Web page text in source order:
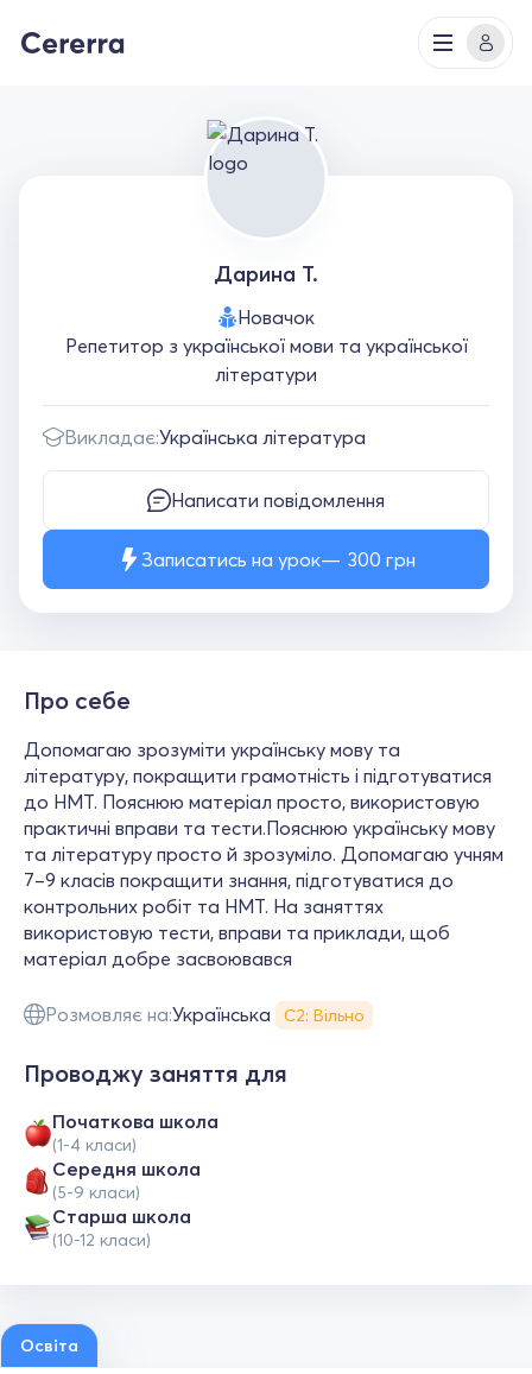
Дарина Т.
Новачок
Репетитор з української мови та української
літератури
Викладає:Українська література
Написати повідомлення
Записатись на урок 300 грн
Про себе
Допомагаю зрозуміти українську мову та
літературу, покращити грамотність і підготуватися
до НМТ. Пояснюю матеріал просто, використовую
практичні вправи та тести.Пояснюю українську мову
та літературу просто й зрозуміло. Допомагаю учням
7–9 класів покращити знання, підготуватися до
контрольних робіт та НМТ. На заняттях
використовую тести, вправи та приклади, щоб
матеріал добре засвоювався
Розмовляє на:Українська С2: Вільно
Проводжу заняття для
Початкова школа
(1-4 класи)
Середня школа
(5-9 класи)
Старша школа
(10-12 класи)
Освіта